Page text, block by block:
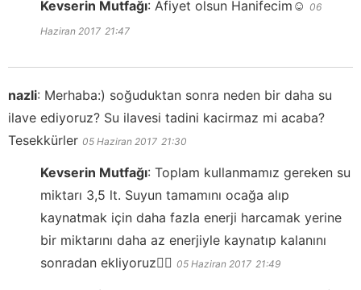
Kevserin Mutfağı: Afiyet olsun Hanifecim☺️ 06
Haziran 2017 21:47
nazli: Merhaba:) soğuduktan sonra neden bir daha su
ilave ediyoruz? Su ilavesi tadini kacirmaz mi acaba?
Tesekkürler 05 Haziran 2017 21:30
Kevserin Mutfağı: Toplam kullanmamız gereken su
miktarı 3,5 lt. Suyun tamamını ocağa alıp
kaynatmak için daha fazla enerji harcamak yerine
bir miktarını daha az enerjiyle kaynatıp kalanını
sonradan ekliyoruz👍🏻 05 Haziran 2017 21:49